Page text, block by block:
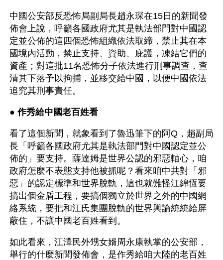
中國公安部反恐怖局副局長趙永琛在15日的新聞發
佈會上說，呼籲各國政府尤其是執法部門對中國認
定並公佈的這四個恐怖組織依法取締，禁止其在本
國境內活動，禁止支持、資助、庇護，凍結它們的
資產；對這批11名恐怖分子依法進行刑事調查，查
清其下落予以拘捕，並移交給中國，以便中國依法
追究其刑事責任。
● 作秀給中國老百姓看
看了這個新聞，就象看到了魯迅筆下的阿Q，趙副局
長「呼籲各國政府尤其是執法部門對中國認定並公
佈的」要支持。薩達姆是世界公認的邪惡軸心，咱
政府怎麼不表態支持他被抓呢？看來咱中共對「邪
惡」的認定標準和世界脫軌，這也就難怪江綿恆要
搞出個金盾工程，要搞個獨立於世界之外的中國網
絡系統，要把和江氏集團脫軌的世界輿論統統給屏
蔽住，不讓中國老百姓看到。
如此看來，江澤民外甥女婿周永康執掌的公安部，
舉行的什麼新聞發佈會，是作秀給咱大陸的老百姓